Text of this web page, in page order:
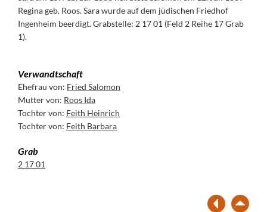
Regina geb. Roos. Sara wurde auf dem jüdischen Friedhof
Ingenheim beerdigt. Grabstelle: 2 17 01 (Feld 2 Reihe 17 Grab
1).
Verwandtschaft
Ehefrau von: Fried Salomon
Mutter von: Roos Ida
Tochter von: Feith Heinrich
Tochter von: Feith Barbara
Grab
2 17 01